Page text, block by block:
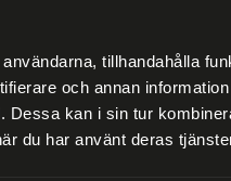
tillhandahålla
och annan
kan i sin tur
du har använt deras